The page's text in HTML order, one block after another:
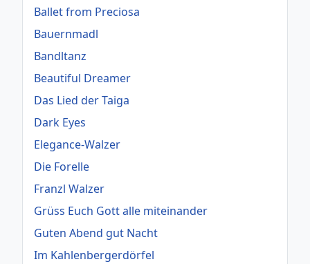
Ballet from Preciosa
Bauernmadl
Bandltanz
Beautiful Dreamer
Das Lied der Taiga
Dark Eyes
Elegance-Walzer
Die Forelle
Franzl Walzer
Grüss Euch Gott alle miteinander
Guten Abend gut Nacht
Im Kahlenbergerdörfel